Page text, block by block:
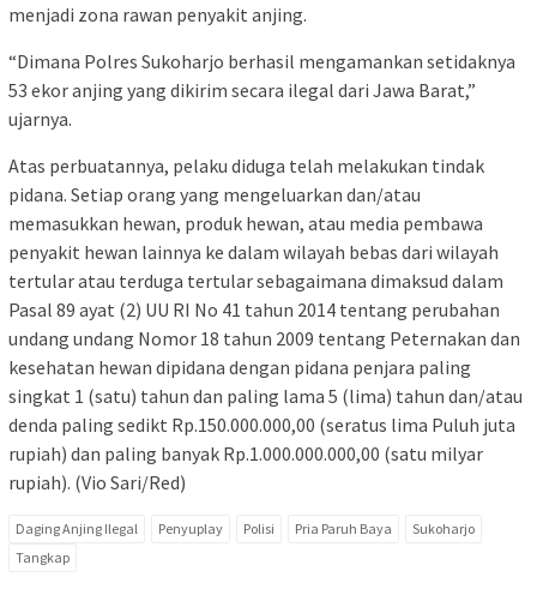
menjadi zona rawan penyakit anjing.
“Dimana Polres Sukoharjo berhasil mengamankan setidaknya
53 ekor anjing yang dikirim secara ilegal dari Jawa Barat,”
ujarnya.
Atas perbuatannya, pelaku diduga telah melakukan tindak
pidana. Setiap orang yang mengeluarkan dan/atau
memasukkan hewan, produk hewan, atau media pembawa
penyakit hewan lainnya ke dalam wilayah bebas dari wilayah
tertular atau terduga tertular sebagaimana dimaksud dalam
Pasal 89 ayat (2) UU RI No 41 tahun 2014 tentang perubahan
undang undang Nomor 18 tahun 2009 tentang Peternakan dan
kesehatan hewan dipidana dengan pidana penjara paling
singkat 1 (satu) tahun dan paling lama 5 (lima) tahun dan/atau
denda paling sedikt Rp.150.000.000,00 (seratus lima Puluh juta
rupiah) dan paling banyak Rp.1.000.000.000,00 (satu milyar
rupiah). (Vio Sari/Red)
Daging Anjing Ilegal Penyuplay Polisi Pria Paruh Baya
Sukoharjo
Tangkap